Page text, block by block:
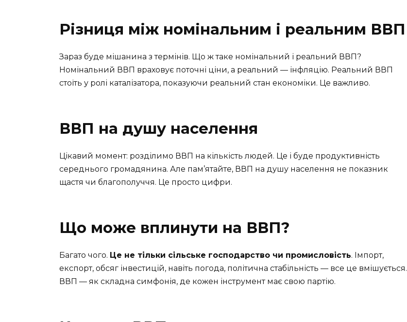
Різниця між номінальним і реальним ВВП
Зараз буде мішанина з термінів. Що ж таке номінальний і реальний ВВП?
Номінальний ВВП враховує поточні ціни, а реальний — інфляцію. Реальний ВВП
стоїть у ролі каталізатора, показуючи реальний стан економіки. Це важливо.
ВВП на душу населення
Цікавий момент: розділимо ВВП на кількість людей. Це і буде продуктивність
середнього громадянина. Але пам’ятайте, ВВП на душу населення не показник
щастя чи благополуччя. Це просто цифри.
Що може вплинути на ВВП?
Багато чого. Це не тільки сільське господарство чи промисловість. Імпорт,
експорт, обсяг інвестицій, навіть погода, політична стабільність — все це вмішується.
ВВП — як складна симфонія, де кожен інструмент має свою партію.